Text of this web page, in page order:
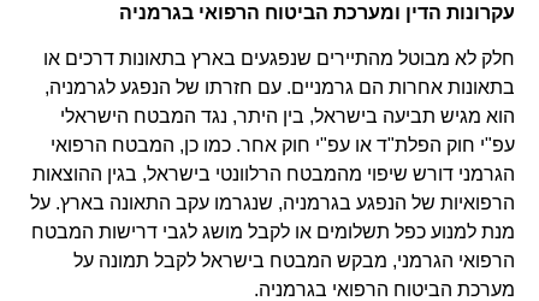
עקרונות הדין ומערכת הביטוח הרפואי בגרמניה
חלק לא מבוטל מהתיירים שנפגעים בארץ בתאונות דרכים או
בתאונות אחרות הם גרמניים. עם חזרתו של הנפגע לגרמניה,
הוא מגיש תביעה בישראל, בין היתר, נגד המבטח הישראלי
עפ"י חוק הפלת"ד או עפ"י חוק אחר. כמו כן, המבטח הרפואי
הגרמני דורש שיפוי מהמבטח הרלוונטי בישראל, בגין ההוצאות
הרפואיות של הנפגע בגרמניה, שנגרמו עקב התאונה בארץ. על
מנת למנוע כפל תשלומים או לקבל מושג לגבי דרישות המבטח
הרפואי הגרמני, מבקש המבטח בישראל לקבל תמונה על
מערכת הביטוח הרפואי בגרמניה.